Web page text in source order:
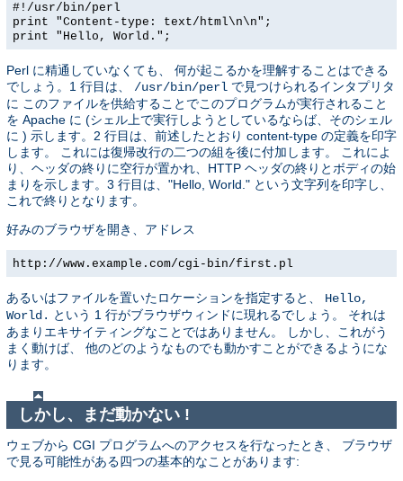
#!/usr/bin/perl
print "Content-type: text/html\n\n";
print "Hello, World.";
Perl に精通していなくても、 何が起こるかを理解することはできる
でしょう。1 行目は、 /usr/bin/perl で見つけられるインタプリタ
に このファイルを供給することでこのプログラムが実行されること
を Apache に (シェル上で実行しようとしているならば、そのシェル
に ) 示します。2 行目は、前述したとおり content-type の定義を印字
します。 これには復帰改行の二つの組を後に付加します。 これによ
り、ヘッダの終りに空行が置かれ、HTTP ヘッダの終りとボディの始
まりを示します。3 行目は、"Hello, World." という文字列を印字し、
これで終りとなります。
好みのブラウザを開き、アドレス
http://www.example.com/cgi-bin/first.pl
あるいはファイルを置いたロケーションを指定すると、 Hello,
World. という 1 行がブラウザウィンドに現れるでしょう。 それは
あまりエキサイティングなことではありません。 しかし、これがう
まく動けば、 他のどのようなものでも動かすことができるようにな
ります。
しかし、まだ動かない !
ウェブから CGI プログラムへのアクセスを行なったとき、 ブラウザ
で見る可能性がある四つの基本的なことがあります: